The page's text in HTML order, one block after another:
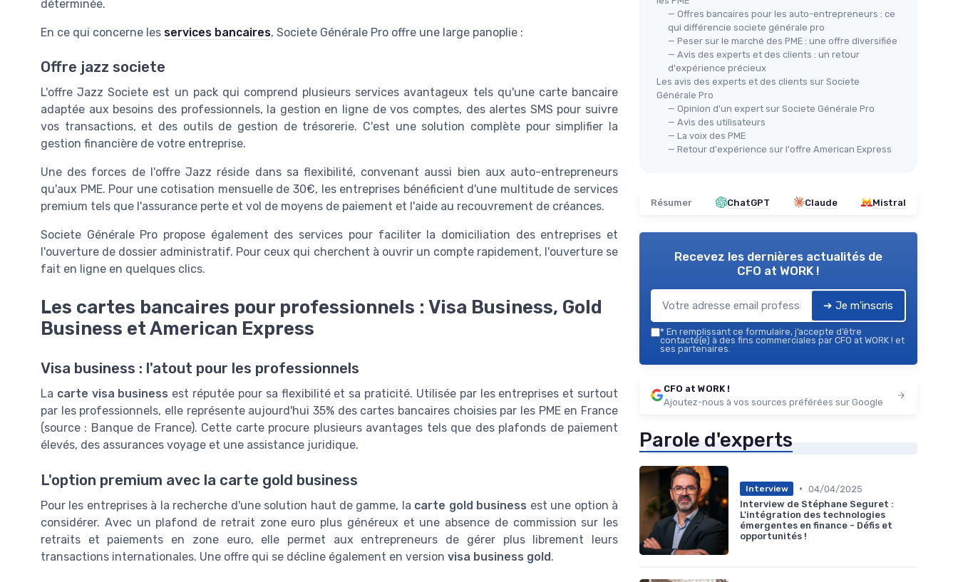
déterminée.
En ce qui concerne les services bancaires, Societe Générale Pro offre une large panoplie :
Offre jazz societe
L'offre Jazz Societe est un pack qui comprend plusieurs services avantageux tels qu'une carte bancaire
adaptée aux besoins des professionnels, la gestion en ligne de vos comptes, des alertes SMS pour suivre
vos transactions, et des outils de gestion de trésorerie. C'est une solution complète pour simplifier la
gestion financière de votre entreprise.
Une des forces de l'offre Jazz réside dans sa flexibilité, convenant aussi bien aux auto-entrepreneurs
qu'aux PME. Pour une cotisation mensuelle de 30€, les entreprises bénéficient d'une multitude de services
premium tels que l'assurance perte et vol de moyens de paiement et l'aide au recouvrement de créances.
Societe Générale Pro propose également des services pour faciliter la domiciliation des entreprises et
l'ouverture de dossier administratif. Pour ceux qui cherchent à ouvrir un compte rapidement, l'ouverture se
fait en ligne en quelques clics.
Les cartes bancaires pour professionnels : Visa Business, Gold
Business et American Express
Visa business : l'atout pour les professionnels
La carte visa business est réputée pour sa flexibilité et sa praticité. Utilisée par les entreprises et surtout
par les professionnels, elle représente aujourd'hui 35% des cartes bancaires choisies par les PME en France
(source : Banque de France). Cette carte procure plusieurs avantages tels que des plafonds de paiement
élevés, des assurances voyage et une assistance juridique.
L'option premium avec la carte gold business
Pour les entreprises à la recherche d'une solution haut de gamme, la carte gold business est une option à
considérer. Avec un plafond de retrait zone euro plus généreux et une absence de commission sur les
retraits et paiements en zone euro, elle permet aux entrepreneurs de gérer plus librement leurs
transactions internationales. Une offre qui se décline également en version visa business gold.
— Offres bancaires pour les auto-entrepreneurs : ce
qui différencie societe générale pro
— Peser sur le marché des PME : une offre diversifiée
— Avis des experts et des clients : un retour
d'expérience précieux
Les avis des experts et des clients sur Societe
Générale Pro
— Opinion d'un expert sur Societe Générale Pro
— Avis des utilisateurs
— La voix des PME
— Retour d'expérience sur l'offre American Express
Résumer ChatGPT Claude Mistral
Recevez les dernières actualités de
CFO at WORK !
➔ Je m'inscris
* En remplissant ce formulaire, j’accepte d’être
contacté(e) à des fins commerciales par CFO at WORK ! et
ses partenaires.
CFO at WORK !
Ajoutez-nous à vos sources préférées sur Google
Parole d'experts
Interview • 04/04/2025
Interview de Stéphane Seguret :
L'intégration des technologies
émergentes en finance - Défis et
opportunités !